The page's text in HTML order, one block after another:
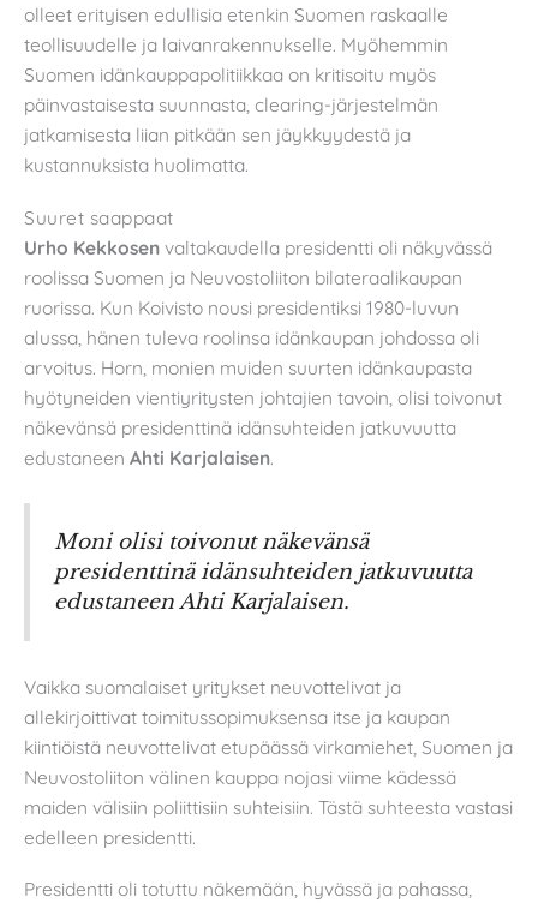
olleet erityisen edullisia etenkin Suomen raskaalle
teollisuudelle ja laivanrakennukselle. Myöhemmin
Suomen idänkauppapolitiikkaa on kritisoitu myös
päinvastaisesta suunnasta, clearing-järjestelmän
jatkamisesta liian pitkään sen jäykkyydestä ja
kustannuksista huolimatta.
Suuret saappaat
Urho Kekkosen valtakaudella presidentti oli näkyvässä
roolissa Suomen ja Neuvostoliiton bilateraalikaupan
ruorissa. Kun Koivisto nousi presidentiksi 1980-luvun
alussa, hänen tuleva roolinsa idänkaupan johdossa oli
arvoitus. Horn, monien muiden suurten idänkaupasta
hyötyneiden vientiyritysten johtajien tavoin, olisi toivonut
näkevänsä presidenttinä idänsuhteiden jatkuvuutta
edustaneen Ahti Karjalaisen.
Moni olisi toivonut näkevänsä
presidenttinä idänsuhteiden jatkuvuutta
edustaneen Ahti Karjalaisen.
Vaikka suomalaiset yritykset neuvottelivat ja
allekirjoittivat toimitussopimuksensa itse ja kaupan
kiintiöistä neuvottelivat etupäässä virkamiehet, Suomen ja
Neuvostoliiton välinen kauppa nojasi viime kädessä
maiden välisiin poliittisiin suhteisiin. Tästä suhteesta vastasi
edelleen presidentti.
Presidentti oli totuttu näkemään, hyvässä ja pahassa,